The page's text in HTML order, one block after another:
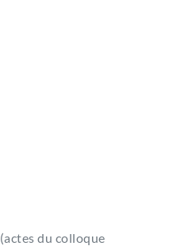
(actes du colloque